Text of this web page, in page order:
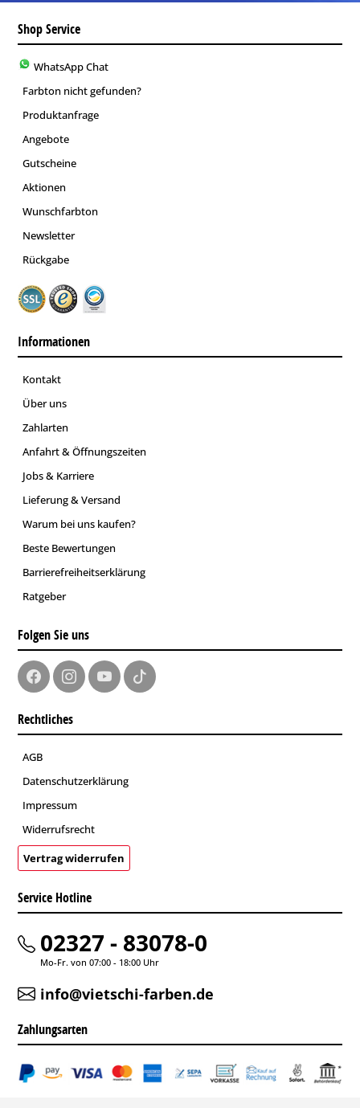
Shop Service
WhatsApp Chat
Farbton nicht gefunden?
Produktanfrage
Angebote
Gutscheine
Aktionen
Wunschfarbton
Newsletter
Rückgabe
Informationen
Kontakt
Über uns
Zahlarten
Anfahrt & Öffnungszeiten
Jobs & Karriere
Lieferung & Versand
Warum bei uns kaufen?
Beste Bewertungen
Barrierefreiheitserklärung
Ratgeber
Folgen Sie uns
Rechtliches
AGB
Datenschutzerklärung
Impressum
Widerrufsrecht
Vertrag widerrufen
Service Hotline
02327 - 83078-0
Mo-Fr. von 07:00 - 18:00 Uhr
info@vietschi-farben.de
Zahlungsarten